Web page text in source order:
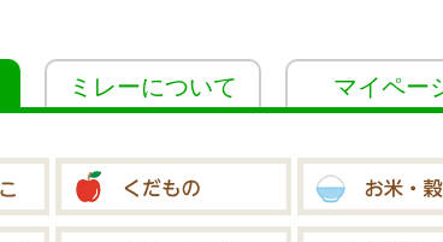
ミレーについて マイペー